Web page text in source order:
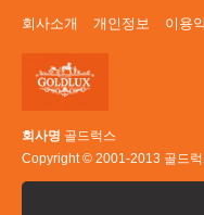
회사소개 개인정보 이용
회사명 골드럭스
Copyright © 2001-2013 골드